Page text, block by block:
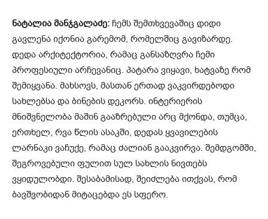
ნატალია მანჯგალაძე: ჩემს შემთხვევაშიც დიდი
გავლენა იქონია გარემომ, რომელშიც გავიზარდე.
დედა არქიტექტორია, რამაც განსაზღვრა ჩემი
პროფესიული არჩევანიც. პატარა ვიყავი, ხატვაზე რომ
შემიყვანა. მახსოვს, მასთან ერთად ვაკვირდებოდი
სახლებსა და ბინების დეკორს. ინტერიერის
მნიშვნელობა მაშინ გააზრებული არც მქონდა, თუმცა,
ერთხელ, რვა წლის ასაკში, დედას ყვავილების
ლარნაკი ვაჩუქე, რამაც ძალიან გააკვირვა. შემდგომში,
შეგროვებული ფულით სულ სახლის ნივთებს
ვყიდულობდი. შესაბამისად, შეიძლება ითქვას, რომ
ბავშვობიდან მიტაცებდა ეს სფერო.